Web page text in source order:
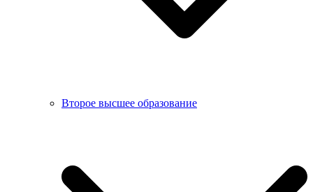
Второе высшее образование